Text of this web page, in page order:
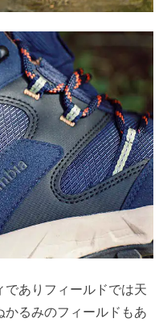
ありフィールドでは天
るみのフィールドもあ